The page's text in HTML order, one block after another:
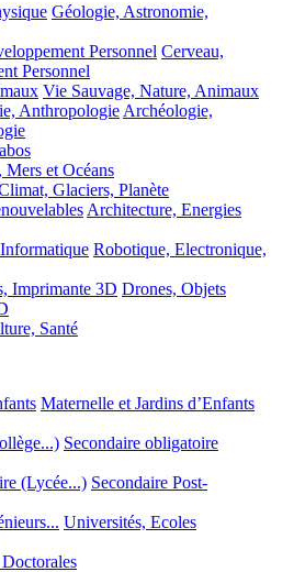
Géologie, Astronomie,
Personnel Cerveau,
Personnel
Vie Sauvage, Nature, Animaux
Anthropologie Archéologie,
Mers et Océans
Glaciers, Planète
Architecture, Energies
Robotique, Electronique,
Imprimante 3D Drones, Objets
Santé
Maternelle et Jardins d’Enfants
Secondaire obligatoire
(Lycée...) Secondaire Post-
Universités, Ecoles